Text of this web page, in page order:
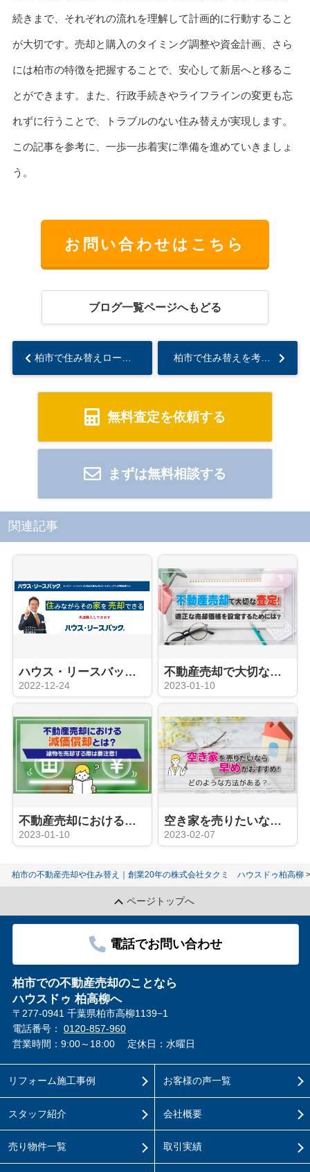
続きまで、それぞれの流れを理解して計画的に行動すること
が大切です。売却と購入のタイミング調整や資金計画、さら
には柏市の特徴を把握することで、安心して新居へと移るこ
とができます。また、行政手続きやライフラインの変更も忘
れずに行うことで、トラブルのない住み替えが実現します。
この記事を参考に、一歩一歩着実に準備を進めていきましょ
う。
お問い合わせはこちら
ブログ一覧ページへもどる
無料査定を依頼する
まずは無料相談する
関連記事
ハウス・リースバックのご紹介
2022-12-24
不動産売却で大切な査定！適正な売却価格を設定するためには？
2023-01-10
不動産売却における減価償却とは？建物を売却する際は要注意！
2023-01-10
空き家を売りたいなら早めがおすすめ！どのような方法がある？
2023-02-07
柏市の不動産売却や住み替え｜創業20年の株式会社タクミ ハウスドゥ柏高柳
ページトップへ
電話でお問い合わせ
柏市での不動産売却のことなら
ハウスドゥ 柏高柳へ
〒277-0941 千葉県柏市高柳1139−1
電話番号： 0120-857-960
営業時間：9:00～18:00
定休日：水曜日
リフォーム施工事例
スタッフ紹介
売り物件一覧
お客様の声一覧
会社概要
取引実績